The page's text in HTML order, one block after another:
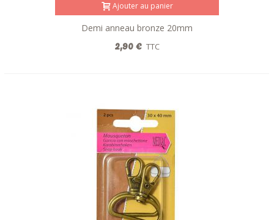
Ajouter au panier
Demi anneau bronze 20mm
2,90 € TTC